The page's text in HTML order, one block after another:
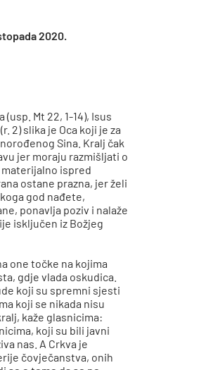
2020.
Mt 22, 1-14), Isus
2) slika je Oca koji je za
Sina. Kralj čak
jer moraju razmišljati o
ispred
ostane prazna, jer želi
god nađete,
ponavlja poziv i nalaže
isključen iz Božjeg
one točke na kojima
gdje vlada oskudica.
koji su spremni sjesti
koji se nikada nisu
kaže glasnicima:
koji su bili javni
nas. A Crkva je
čovječanstva, onih